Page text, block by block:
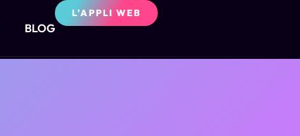
BLOG
L'APPLI WEB